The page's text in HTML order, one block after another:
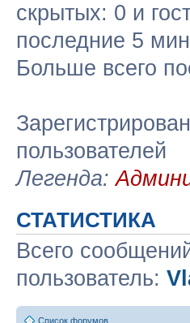
скрытых: 0 и
последние 5
Больше всего
пользователей
Легенда:
СТАТИСТИКА
Всего
пользователь:
Список форумов